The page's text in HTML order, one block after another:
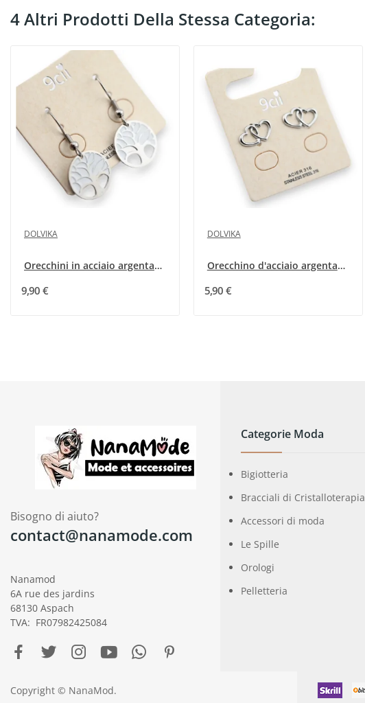
4 Altri Prodotti Della Stessa Categoria:
DOLVIKA
Orecchini in acciaio argentato albero della...
9,90 €
DOLVIKA
Orecchino d'acciaio argentato a cuore doppiato
5,90 €
Bisogno di aiuto?
contact@nanamode.com
Nanamod
6A rue des jardins
68130 Aspach
TVA: FR07982425084
Categorie Moda
Bigiotteria
Bracciali di Cristalloterapia
Accessori di moda
Le Spille
Orologi
Pelletteria
Copyright © NanaMod.